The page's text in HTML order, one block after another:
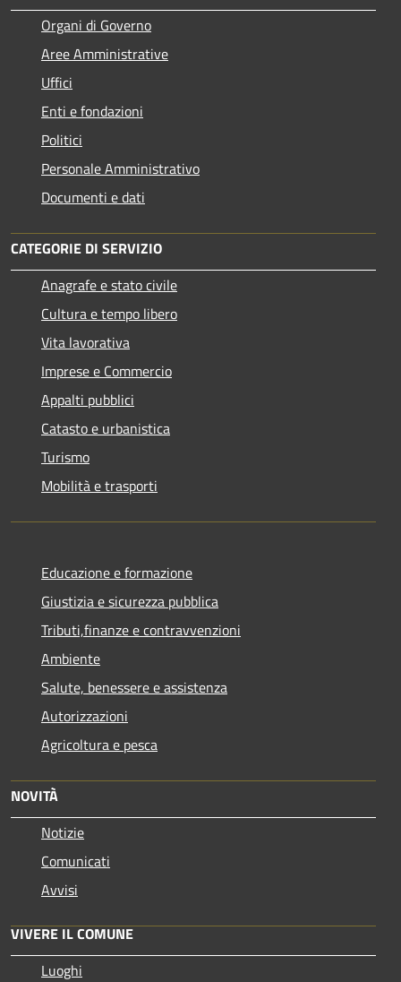
Organi di Governo
Aree Amministrative
Uffici
Enti e fondazioni
Politici
Personale Amministrativo
Documenti e dati
CATEGORIE DI SERVIZIO
Anagrafe e stato civile
Cultura e tempo libero
Vita lavorativa
Imprese e Commercio
Appalti pubblici
Catasto e urbanistica
Turismo
Mobilità e trasporti
Educazione e formazione
Giustizia e sicurezza pubblica
Tributi,finanze e contravvenzioni
Ambiente
Salute, benessere e assistenza
Autorizzazioni
Agricoltura e pesca
NOVITÀ
Notizie
Comunicati
Avvisi
VIVERE IL COMUNE
Luoghi